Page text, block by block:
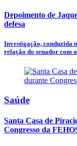
Depoimento de
defesa
Investigação, conduzida
relação do senador com
Saúde
Santa Casa de
Congresso da